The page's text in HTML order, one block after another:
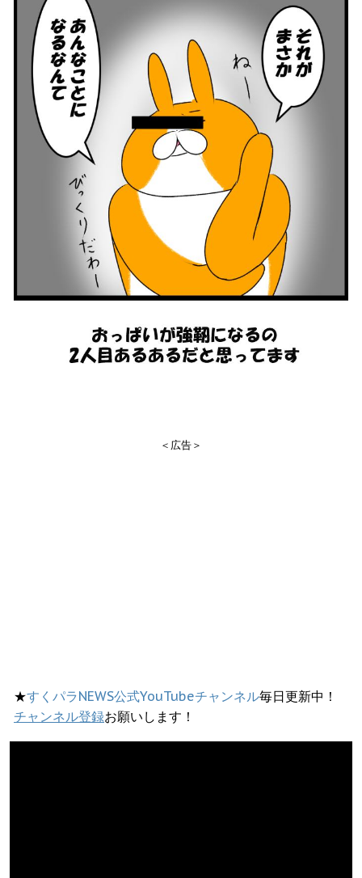
＜広告＞
★すくパラNEWS公式YouTubeチャンネル毎日更新中！
チャンネル登録お願いします！